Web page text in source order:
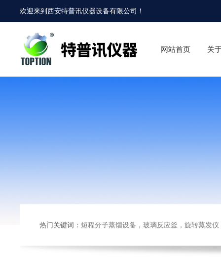
欢迎来到西安特普讯仪器设备有限公司 ！
网站首页 关
热门关键词： 短程分子蒸馏设备，玻璃反应釜，旋转蒸发